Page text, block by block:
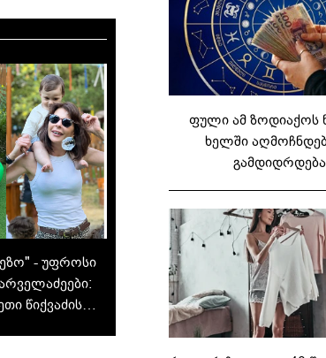
- უფროსი
წიქვაძის
ფული ამ ზოდიაქოს
ხელში